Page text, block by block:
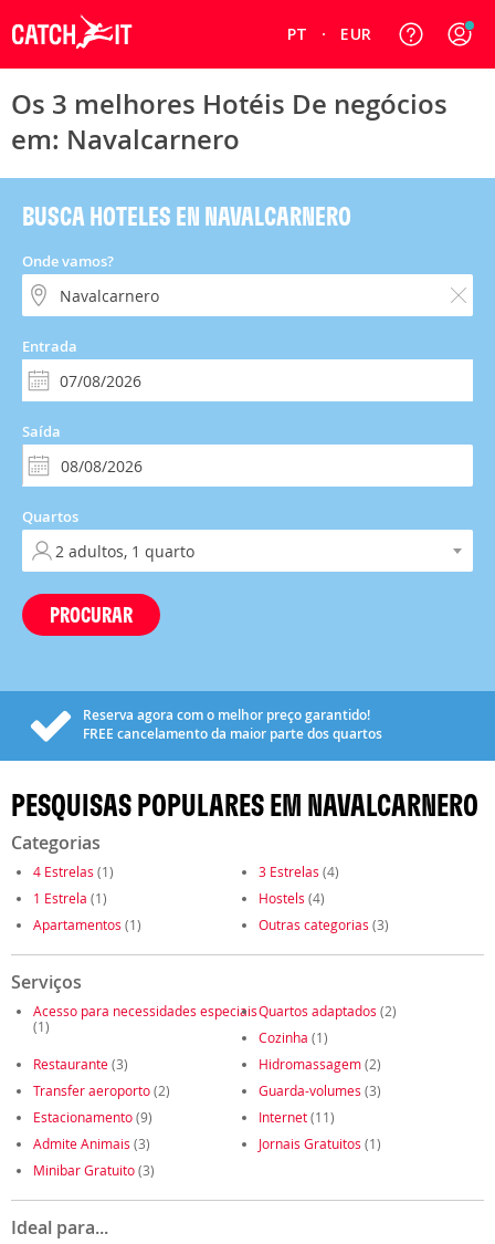
PT EUR
Os 3 melhores Hotéis De negócios
em: Navalcarnero
BUSCA HOTELES EN NAVALCARNERO
Onde vamos?
Entrada
Saída
Quartos
PROCURAR
Reserva agora com o melhor preço garantido!
FREE cancelamento da maior parte dos quartos
PESQUISAS POPULARES EM NAVALCARNERO
Categorias
4 Estrelas (1) 3 Estrelas (4)
1 Estrela (1) Hostels (4)
Apartamentos (1) Outras categorias (3)
Serviços
Acesso para necessidades especiais
(1)
Quartos adaptados (2)
Cozinha (1)
Restaurante(3) Hidromassagem(2)
Transfer aeroporto(2) Guarda-volumes (3)
Estacionamento(9) Internet(11)
Admite Animais (3) Jornais Gratuitos (1)
Minibar Gratuito(3)
Ideal para...